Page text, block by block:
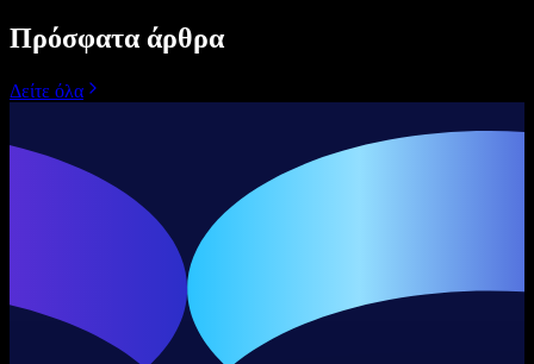
Πρόσφατα άρθρα
Δείτε όλα